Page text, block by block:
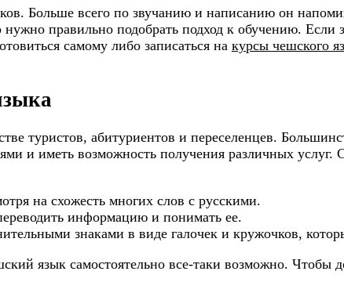
Больше всего по звучанию и написанию он
правильно подобрать подход к обучению. Если
самому либо записаться на курсы чешского
туристов, абитуриентов и переселенцев.
и иметь возможность получения различных
на схожесть многих слов с русскими.
информацию и понимать ее.
знаками в виде галочек и кружочков,
язык самостоятельно все-таки возможно. Чтобы